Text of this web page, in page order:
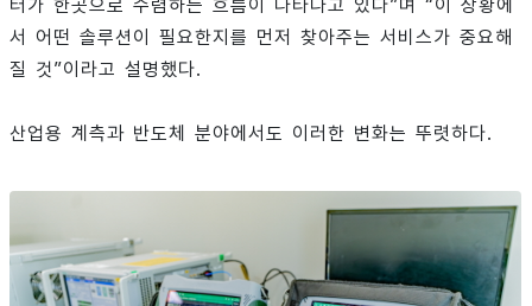
터가 한곳으로 수렴하는 흐름이 나타나고 있다”며 “이 상황에
서 어떤 솔루션이 필요한지를 먼저 찾아주는 서비스가 중요해
질 것”이라고 설명했다.
산업용 계측과 반도체 분야에서도 이러한 변화는 뚜렷하다.